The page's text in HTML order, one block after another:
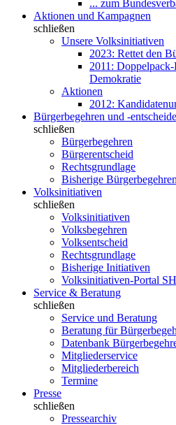
... zum
Aktionen und Kampagnen
schließen
Unsere Volksinitiativen
2023: Rettet den
2011:
Demokratie
Aktionen
2012:
Bürgerbegehren und -entscheide
schließen
Bürgerbegehren
Bürgerentscheid
Rechtsgrundlage
Bisherige Bürgerbegehren
Volksinitiativen
schließen
Volksinitiativen
Volksbegehren
Volksentscheid
Rechtsgrundlage
Bisherige Initiativen
Volksinitiativen-Portal SH
Service & Beratung
schließen
Service und Beratung
Beratung für
Datenbank
Mitgliederservice
Mitgliederbereich
Termine
Presse
schließen
Pressearchiv